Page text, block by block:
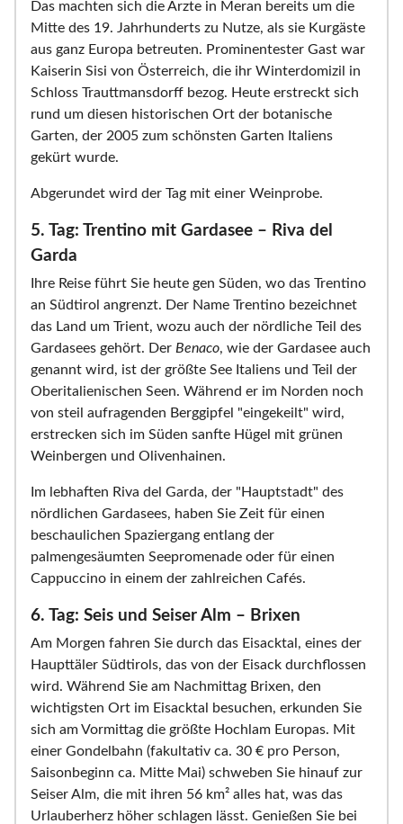
Das machten sich die Ärzte in Meran bereits um die
Mitte des 19. Jahrhunderts zu Nutze, als sie Kurgäste
aus ganz Europa betreuten. Prominentester Gast war
Kaiserin Sisi von Österreich, die ihr Winterdomizil in
Schloss Trauttmansdorff bezog. Heute erstreckt sich
rund um diesen historischen Ort der botanische
Garten, der 2005 zum schönsten Garten Italiens
gekürt wurde.
Abgerundet wird der Tag mit einer Weinprobe.
5. Tag: Trentino mit Gardasee – Riva del
Garda
Ihre Reise führt Sie heute gen Süden, wo das Trentino
an Südtirol angrenzt. Der Name Trentino bezeichnet
das Land um Trient, wozu auch der nördliche Teil des
Gardasees gehört. Der Benaco, wie der Gardasee auch
genannt wird, ist der größte See Italiens und Teil der
Oberitalienischen Seen. Während er im Norden noch
von steil aufragenden Berggipfel "eingekeilt" wird,
erstrecken sich im Süden sanfte Hügel mit grünen
Weinbergen und Olivenhainen.
Im lebhaften Riva del Garda, der "Hauptstadt" des
nördlichen Gardasees, haben Sie Zeit für einen
beschaulichen Spaziergang entlang der
palmengesäumten Seepromenade oder für einen
Cappuccino in einem der zahlreichen Cafés.
6. Tag: Seis und Seiser Alm – Brixen
Am Morgen fahren Sie durch das Eisacktal, eines der
Haupttäler Südtirols, das von der Eisack durchflossen
wird. Während Sie am Nachmittag Brixen, den
wichtigsten Ort im Eisacktal besuchen, erkunden Sie
sich am Vormittag die größte Hochlam Europas. Mit
einer Gondelbahn (fakultativ ca. 30 € pro Person,
Saisonbeginn ca. Mitte Mai) schweben Sie hinauf zur
Seiser Alm, die mit ihren 56 km² alles hat, was das
Urlauberherz höher schlagen lässt. Genießen Sie bei